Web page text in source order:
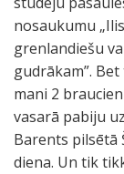
nosaukumu
grenlandiešu
gudrākam”.
mani 2
vasarā pabiju
Barents pilsētā
diena. Un tik